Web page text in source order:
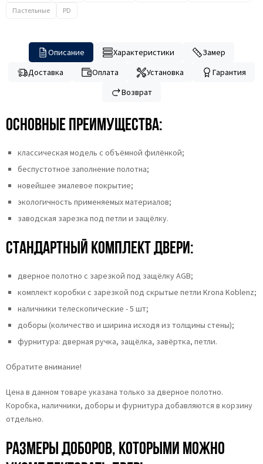
Пастельные
PD
Описание Характеристики
Замер
Доставка
Оплата Установка
Гарантия
Возврат
Основные преимущества:
классическая модель с объёмной филёнкой;
беспустотное заполнение полотна;
новейшее эмалевое покрытие;
экологичность применяемых материалов;
заводская зарезка под петли и защёлку.
Стандартный комплект двери:
дверное полотно с зарезкой под защёлку AGB;
комплект коробки с зарезкой под скрытые петли Krona Koblenz;
наличники телескопические - 5 шт;
доборы (количество и ширина исходя из толщины стены);
фурнитура: дверная ручка, защёлка, завёртка, петли.
Обратите внимание!
Цена в данном товаре указана только за дверное полотно.
Коробка, наличники, доборы и фурнитура добавляются в корзину
отдельно.
Размеры доборов, которыми можно